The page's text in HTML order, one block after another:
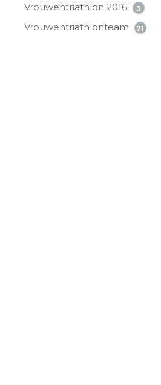
Vrouwentriathlon 2016 3
Vrouwentriathlonteam 71